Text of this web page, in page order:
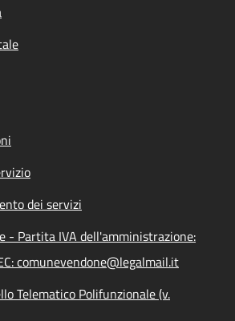
dei servizi
- Partita IVA dell'amministrazione:
comunevendone@legalmail.it
Telematico Polifunzionale (v.